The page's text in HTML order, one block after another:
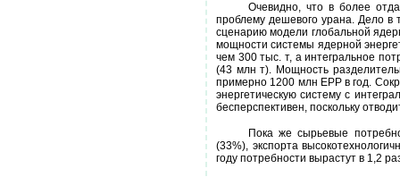
Очевидно, что в более
проблему дешевого урана. Дело в
сценарию модели глобальной
мощности системы ядерной
чем 300 тыс. т, а интегральное
(43 млн т). Мощность
примерно 1200 млн ЕРР в год.
энергетическую систему с
бесперспективен, поскольку
Пока же сырьевые
(33%), экспорта
году потребности вырастут в 1,2